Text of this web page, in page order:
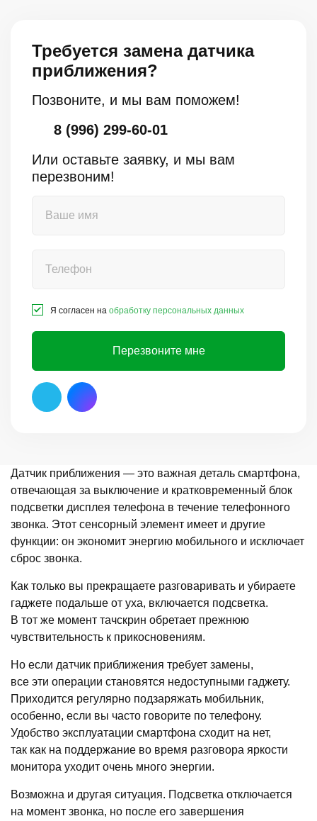
Требуется замена датчика
приближения?
Позвоните, и мы вам поможем!
8 (996) 299-60-01
Или оставьте заявку, и мы вам
перезвоним!
Я согласен на обработку персональных данных
Перезвоните мне
Датчик приближения — это важная деталь смартфона,
отвечающая за выключение и кратковременный блок
подсветки дисплея телефона в течение телефонного
звонка. Этот сенсорный элемент имеет и другие
функции: он экономит энергию мобильного и исключает
сброс звонка.
Как только вы прекращаете разговаривать и убираете
гаджете подальше от уха, включается подсветка.
В тот же момент тачскрин обретает прежнюю
чувствительность к прикосновениям.
Но если датчик приближения требует замены,
все эти операции становятся недоступными гаджету.
Приходится регулярно подзаряжать мобильник,
особенно, если вы часто говорите по телефону.
Удобство эксплуатации смартфона сходит на нет,
так как на поддержание во время разговора яркости
монитора уходит очень много энергии.
Возможна и другая ситуация. Подсветка отключается
на момент звонка, но после его завершения